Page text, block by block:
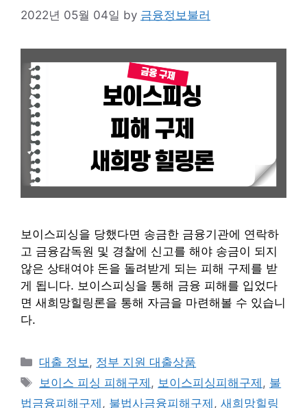
2022년 05월 04일 by 금융정보불러
보이스피싱을 당했다면 송금한 금융기관에 연락하
고 금융감독원 및 경찰에 신고를 해야 송금이 되지
않은 상태여야 돈을 돌려받게 되는 피해 구제를 받
게 됩니다. 보이스피싱을 통해 금융 피해를 입었다
면 새희망힐링론을 통해 자금을 마련해볼 수 있습니
다.
Categories
대출 정보 , 정부 지원 대출상품
Tags
보이스 피싱 피해구제 , 보이스피싱피해구제 , 불
법금융피해구제 , 불법사금융피해구제 , 새희망힐링